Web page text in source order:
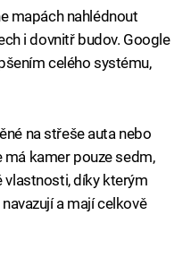
mapách nahlédnout
i dovnitř budov. Google
celého systému,
na střeše auta nebo
má kamer pouze sedm,
vlastnosti, díky kterým
a mají celkově